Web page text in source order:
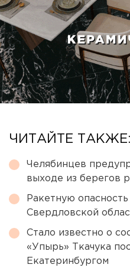
ЧИТАЙТЕ ТАКЖЕ:
Челябинцев
выходе из берегов
Ракетную
Свердловской
Стало известно о
«Упырь» Ткачука
Екатеринбургом